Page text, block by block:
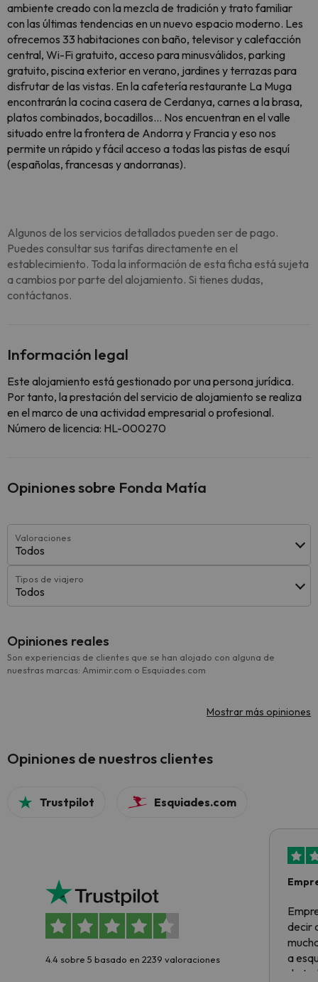
ambiente creado con la mezcla de tradición y trato familiar
con las últimas tendencias en un nuevo espacio moderno. Les
ofrecemos 33 habitaciones con baño, televisor y calefacción
central, Wi-Fi gratuito, acceso para minusválidos, parking
gratuito, piscina exterior en verano, jardines y terrazas para
disfrutar de las vistas. En la cafetería restaurante La Muga
encontrarán la cocina casera de Cerdanya, carnes a la brasa,
platos combinados, bocadillos... Nos encuentran en el valle
situado entre la frontera de Andorra y Francia y eso nos
permite un rápido y fácil acceso a todas las pistas de esquí
(españolas, francesas y andorranas).
Algunos de los servicios detallados pueden ser de pago.
Puedes consultar sus tarifas directamente en el
establecimiento. Toda la información de esta ficha está sujeta
a cambios por parte del alojamiento. Si tienes dudas,
contáctanos.
Información legal
Este alojamiento está gestionado por una persona jurídica.
Por tanto, la prestación del servicio de alojamiento se realiza
en el marco de una actividad empresarial o profesional.
Número de licencia: HL-000270
Opiniones sobre Fonda Matía
Valoraciones
Todos
Tipos de viajero
Todos
Opiniones reales
Son experiencias de clientes que se han alojado con alguna de
nuestras marcas: Amimir.com o Esquiades.com
Mostrar más opiniones
Opiniones de nuestros clientes
Trustpilot Esquiades.com
4.4 sobre 5 basado en 2239 valoraciones
decir
a
de